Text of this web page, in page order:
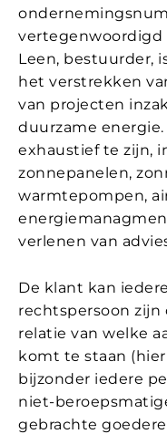
vertegenwoordigd
Leen, bestuurder,
het verstrekken
van projecten
duurzame
exhaustief te zijn,
zonnepanelen,
warmtepompen,
verlenen van
De klant kan
rechtspersoon
relatie van welke
komt te staan
bijzonder iedere
niet-
gebrachte